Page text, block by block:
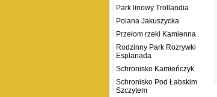
Park linowy Trollandia
Polana Jakuszycka
Przełom rzeki Kamienna
Rodzinny Park Rozrywki
Esplanada
Schronisko Kamieńczyk
Schronisko Pod Łabskim
Szczytem